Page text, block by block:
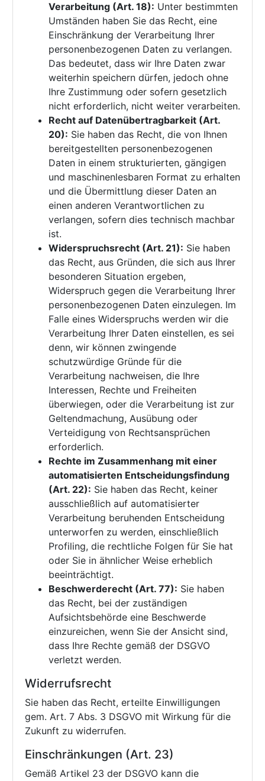
Verarbeitung (Art. 18): Unter bestimmten
Umständen haben Sie das Recht, eine
Einschränkung der Verarbeitung Ihrer
personenbezogenen Daten zu verlangen.
Das bedeutet, dass wir Ihre Daten zwar
weiterhin speichern dürfen, jedoch ohne
Ihre Zustimmung oder sofern gesetzlich
nicht erforderlich, nicht weiter verarbeiten.
Recht auf Datenübertragbarkeit (Art.
20): Sie haben das Recht, die von Ihnen
bereitgestellten personenbezogenen
Daten in einem strukturierten, gängigen
und maschinenlesbaren Format zu erhalten
und die Übermittlung dieser Daten an
einen anderen Verantwortlichen zu
verlangen, sofern dies technisch machbar
ist.
Widerspruchsrecht (Art. 21): Sie haben
das Recht, aus Gründen, die sich aus Ihrer
besonderen Situation ergeben,
Widerspruch gegen die Verarbeitung Ihrer
personenbezogenen Daten einzulegen. Im
Falle eines Widerspruchs werden wir die
Verarbeitung Ihrer Daten einstellen, es sei
denn, wir können zwingende
schutzwürdige Gründe für die
Verarbeitung nachweisen, die Ihre
Interessen, Rechte und Freiheiten
überwiegen, oder die Verarbeitung ist zur
Geltendmachung, Ausübung oder
Verteidigung von Rechtsansprüchen
erforderlich.
Rechte im Zusammenhang mit einer
automatisierten Entscheidungsfindung
(Art. 22): Sie haben das Recht, keiner
ausschließlich auf automatisierter
Verarbeitung beruhenden Entscheidung
unterworfen zu werden, einschließlich
Profiling, die rechtliche Folgen für Sie hat
oder Sie in ähnlicher Weise erheblich
beeinträchtigt.
Beschwerderecht (Art. 77): Sie haben
das Recht, bei der zuständigen
Aufsichtsbehörde eine Beschwerde
einzureichen, wenn Sie der Ansicht sind,
dass Ihre Rechte gemäß der DSGVO
verletzt werden.
Widerrufsrecht
Sie haben das Recht, erteilte Einwilligungen
gem. Art. 7 Abs. 3 DSGVO mit Wirkung für die
Zukunft zu widerrufen.
Einschränkungen (Art. 23)
Gemäß Artikel 23 der DSGVO kann die